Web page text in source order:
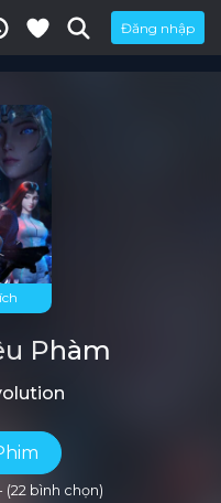
Đăng nhập
Phàm
(22 bình chọn)